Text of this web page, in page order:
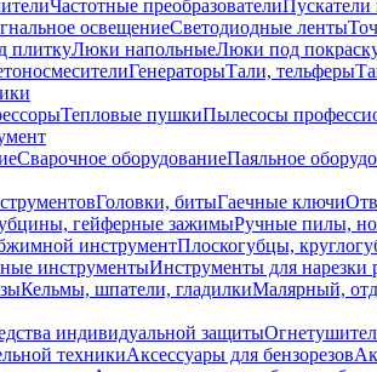
Частотные преобразователи
освещениеСветодиодные ленты
плиткуЛюки напольныеЛюки под
ГенераторыТали, тельферы
Тепловые пушкиПылесосы
Сварочное оборудованиеПаяльное
Головки, битыГаечные ключи
гейферные зажимыРучные пилы,
инструментПлоскогубцы,
инструментыИнструменты для нарезки
Кельмы, шпатели, гладилкиМалярный,
индивидуальной защиты
техникиАксессуары для бензорезов